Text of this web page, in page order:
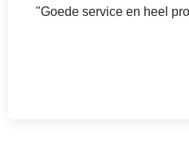
"Goede service en heel